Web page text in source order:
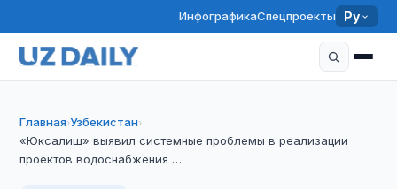
ИнфографикаСпецпроекты Ру
Главная›Узбекистан›
«Юксалиш» выявил системные проблемы в реализации
проектов водоснабжения …